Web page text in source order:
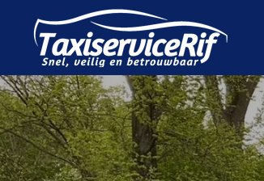
direct
de
hoofdinhoud